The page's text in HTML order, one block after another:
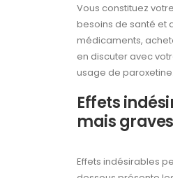
Vous constituez
besoins de santé et
médicaments,
en discuter avec
usage de paroxetine.
Effets
mais graves
Effets indésirables